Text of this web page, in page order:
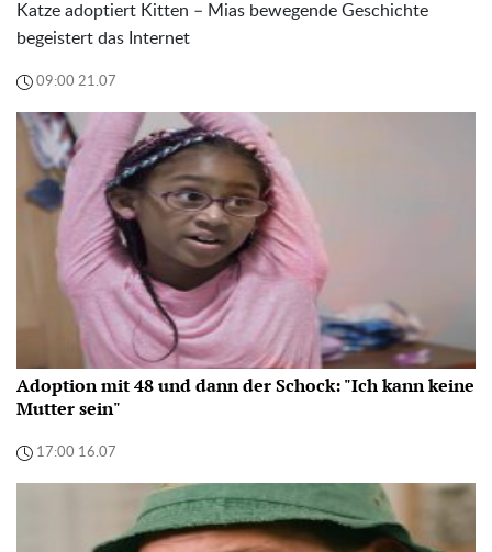
Katze adoptiert Kitten – Mias bewegende Geschichte
begeistert das Internet
09:00 21.07
Adoption mit 48 und dann der Schock: "Ich kann keine
Mutter sein"
17:00 16.07